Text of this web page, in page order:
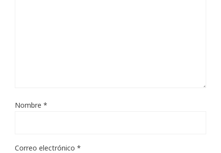
Nombre *
Correo electrónico *